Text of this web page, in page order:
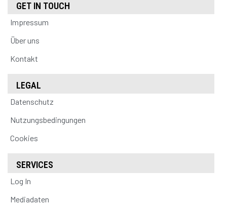
GET IN TOUCH
Impressum
Über uns
Kontakt
LEGAL
Datenschutz
Nutzungsbedingungen
Cookies
SERVICES
Log In
Mediadaten